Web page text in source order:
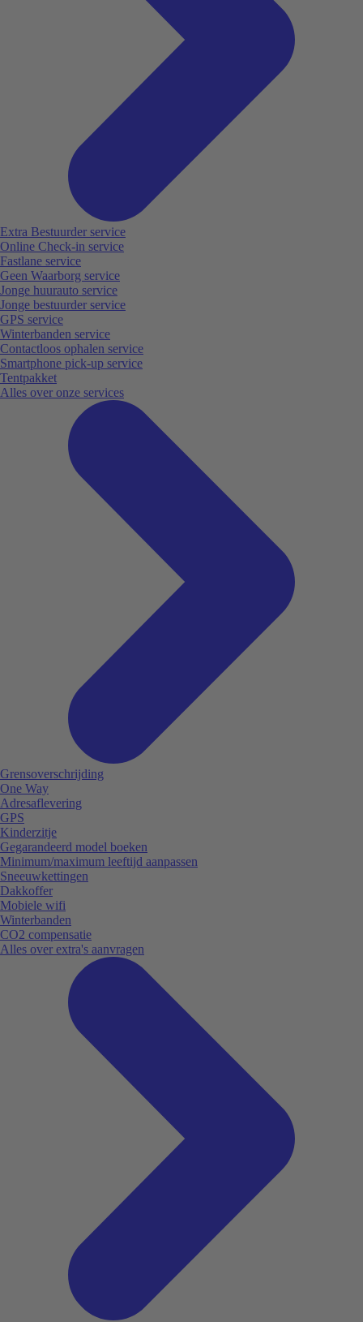
Extra Bestuurder service
Online Check-in service
Fastlane service
Geen Waarborg service
Jonge huurauto service
Jonge bestuurder service
GPS service
Winterbanden service
Contactloos ophalen service
Smartphone pick-up service
Tentpakket
Alles over onze services
Grensoverschrijding
One Way
Adresaflevering
GPS
Kinderzitje
Gegarandeerd model boeken
Minimum/maximum leeftijd aanpassen
Sneeuwkettingen
Dakkoffer
Mobiele wifi
Winterbanden
CO2 compensatie
Alles over extra's aanvragen